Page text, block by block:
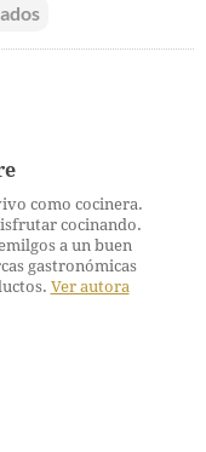
como cocinera.
cocinando.
a un buen
gastronómicas
Ver autora